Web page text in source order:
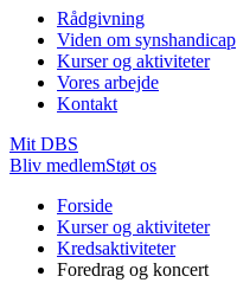
Rådgivning
Viden om synshandicap
Kurser og aktiviteter
Vores arbejde
Kontakt
Mit DBS
Bliv medlemStøt os
Forside
Kurser og aktiviteter
Kredsaktiviteter
Foredrag og koncert